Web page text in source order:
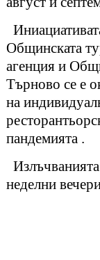
Общинската
агенция и
Търново се е
на
пандемията .
неделни